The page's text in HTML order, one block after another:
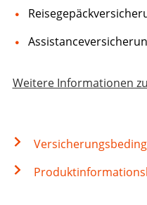
Weitere Informationen